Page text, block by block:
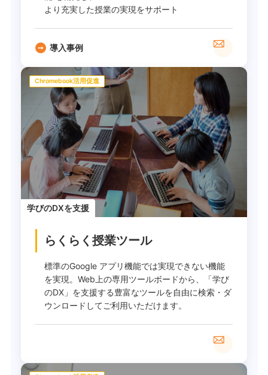
より充実した授業の実現をサポート
導入事例
Chromebook活用促進
学びのDXを支援
らくらく授業ツール
標準のGoogle アプリ機能では実現できない機能
を実現。Web上の専用ツールボードから、「学び
のDX」を支援する豊富なツールを自由に検索・ダ
ウンロードしてご利用いただけます。